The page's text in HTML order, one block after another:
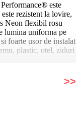
este
rezistent la lovire,
Neon flexibil rosu
lumina uniforma pe
foarte usor de instalat
plastic, otel, ziduri